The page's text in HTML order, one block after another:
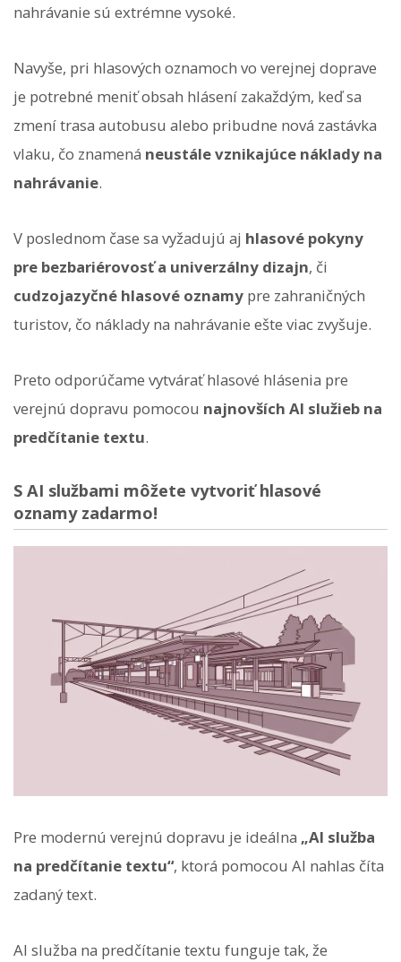
nahrávanie sú extrémne vysoké.
Navyše, pri hlasových oznamoch vo verejnej doprave
je potrebné meniť obsah hlásení zakaždým, keď sa
zmení trasa autobusu alebo pribudne nová zastávka
vlaku, čo znamená neustále vznikajúce náklady na
nahrávanie.
V poslednom čase sa vyžadujú aj hlasové pokyny
pre bezbariérovosť a univerzálny dizajn, či
cudzojazyčné hlasové oznamy pre zahraničných
turistov, čo náklady na nahrávanie ešte viac zvyšuje.
Preto odporúčame vytvárať hlasové hlásenia pre
verejnú dopravu pomocou najnovších AI služieb na
predčítanie textu.
S AI službami môžete vytvoriť hlasové
oznamy zadarmo!
Pre modernú verejnú dopravu je ideálna „AI služba
na predčítanie textu“, ktorá pomocou AI nahlas číta
zadaný text.
AI služba na predčítanie textu funguje tak, že